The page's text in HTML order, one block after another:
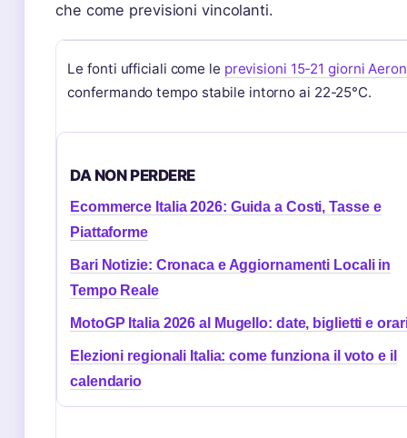
che come previsioni vincolanti.
Le fonti ufficiali come le previsioni 15-21 giorni
confermando tempo stabile intorno ai 22-25°C.
DA NON PERDERE
Ecommerce Italia 2026: Guida a Costi, Tasse e
Piattaforme
Bari Notizie: Cronaca e Aggiornamenti Locali in
Tempo Reale
MotoGP Italia 2026 al Mugello: date, biglietti e
Elezioni regionali Italia: come funziona il voto e il
calendario